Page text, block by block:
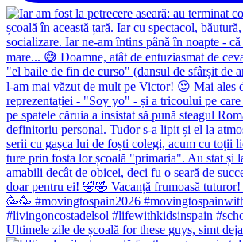
Ultimele zile de școală for these guys, simt deja